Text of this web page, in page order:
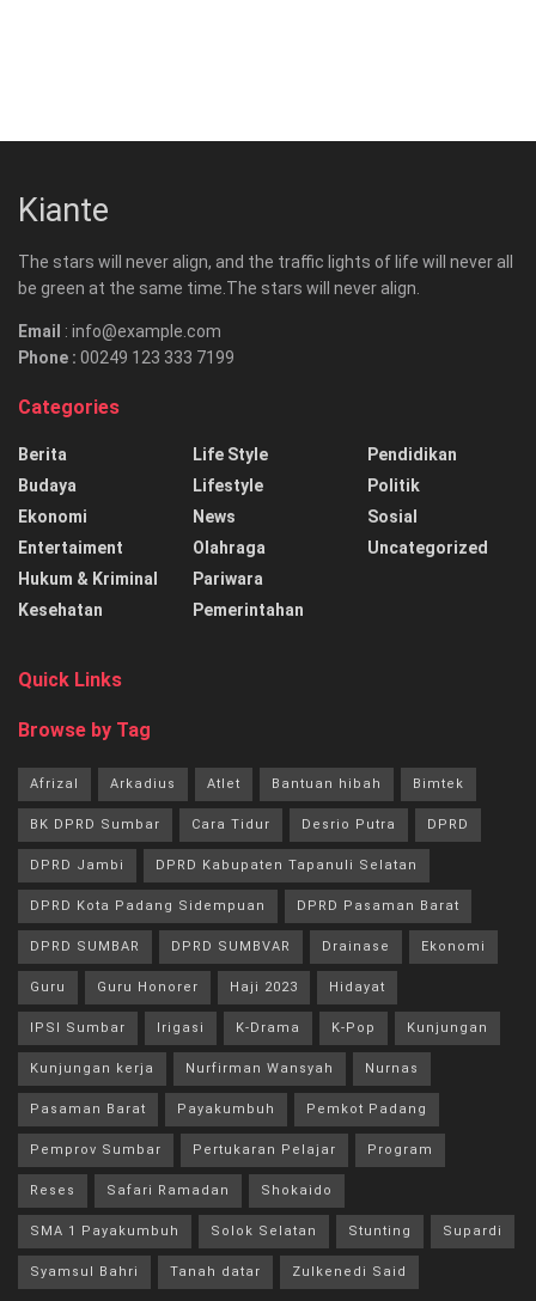
Kiante
The stars will never align, and the traffic lights of life will never all
be green at the same time.The stars will never align.
Email : info@example.com
Phone : 00249 123 333 7199
Categories
Berita
Budaya
Ekonomi
Entertaiment
Hukum & Kriminal
Kesehatan
Life Style
Lifestyle
News
Olahraga
Pariwara
Pemerintahan
Pendidikan
Politik
Sosial
Uncategorized
Quick Links
Browse by Tag
Afrizal Arkadius Atlet Bantuan hibah Bimtek
BK DPRD Sumbar Cara Tidur Desrio Putra DPRD
DPRD Jambi DPRD Kabupaten Tapanuli Selatan
DPRD Kota Padang Sidempuan DPRD Pasaman Barat
DPRD SUMBAR DPRD SUMBVAR Drainase Ekonomi
Guru Guru Honorer Haji 2023 Hidayat
IPSI Sumbar Irigasi K-Drama K-Pop Kunjungan
Kunjungan kerja Nurfirman Wansyah Nurnas
Pasaman Barat Payakumbuh Pemkot Padang
Pemprov Sumbar Pertukaran Pelajar Program
Reses Safari Ramadan Shokaido
SMA 1 Payakumbuh Solok Selatan Stunting Supardi
Syamsul Bahri Tanah datar Zulkenedi Said